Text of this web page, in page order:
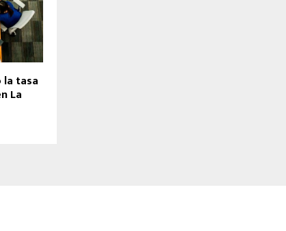
la tasa
La